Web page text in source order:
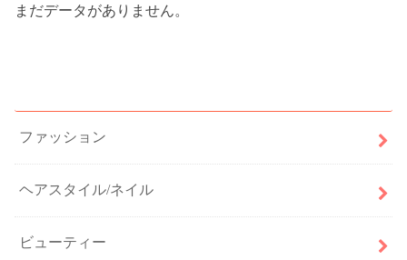
まだデータがありません。
ファッション
ヘアスタイル/ネイル
ビューティー